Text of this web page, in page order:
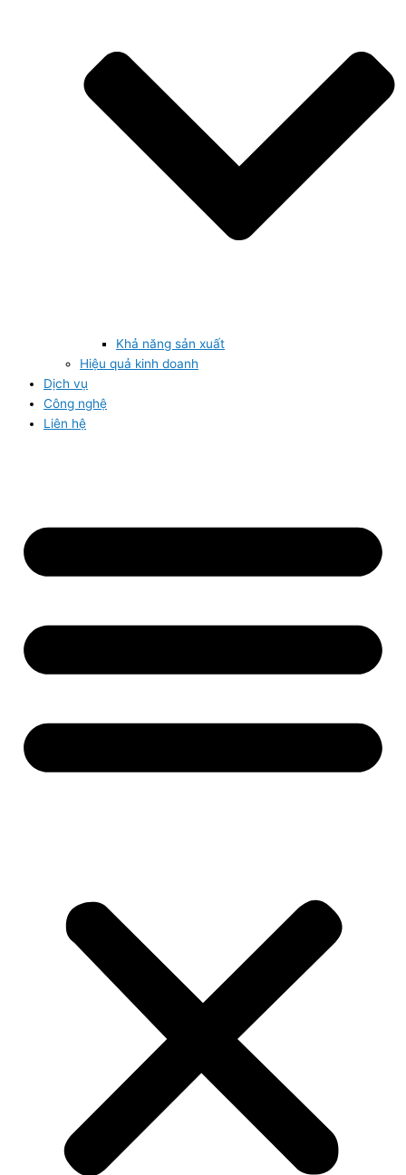
Khả năng sản xuất
Hiệu quả kinh doanh
Dịch vụ
Công nghệ
Liên hệ